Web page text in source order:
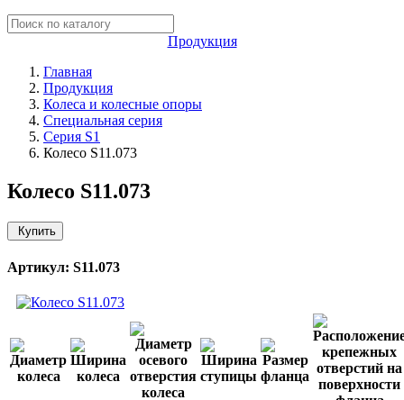
Продукция
Главная
Продукция
Колеса и колесные опоры
Специальная серия
Серия S1
Колесо S11.073
Колесо S11.073
Купить
Артикул: S11.073